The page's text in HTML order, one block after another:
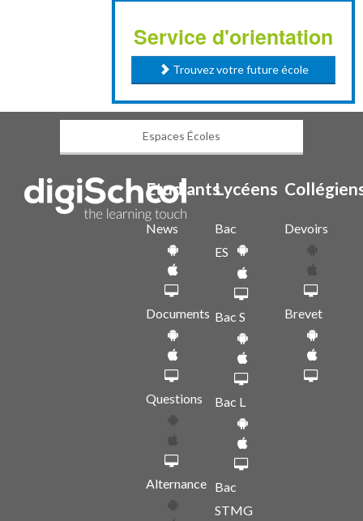
Service d'orientation
Trouvez votre future école
Espaces Écoles
Etudiants
News
Documents
Questions
Alternance
Lycéens
Bac
ES
Bac S
Bac L
Bac
STMG
Devoirs
Brevet